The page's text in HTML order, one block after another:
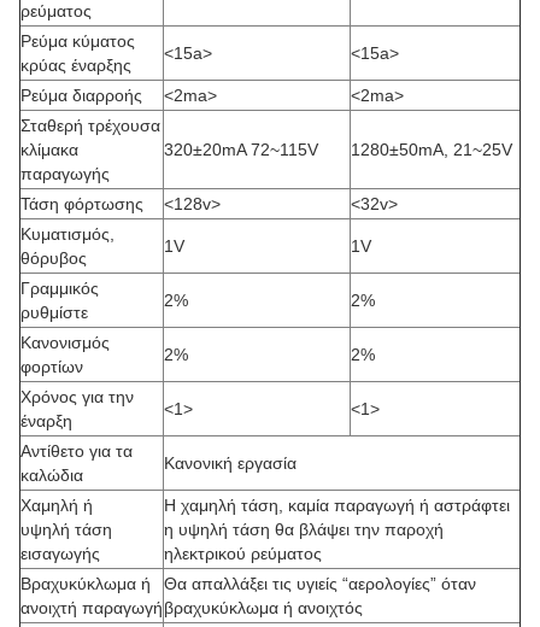
ρεύματος
Ρεύμα κύματος
κρύας έναρξης
<15a> <15a>
Ρεύμα διαρροής <2ma>
<2ma>
Σταθερή τρέχουσα
κλίμακα
παραγωγής
320±20mA 72~115V 1280±50mA, 21~25V
Τάση φόρτωσης <128v>
<32v>
Κυματισμός,
θόρυβος
1V 1V
Γραμμικός
ρυθμίστε
2% 2%
Κανονισμός
φορτίων
2% 2%
Χρόνος για την
έναρξη
<1> <1>
Αντίθετο για τα
καλώδια
Κανονική εργασία
Χαμηλή ή
υψηλή τάση
εισαγωγής
Η χαμηλή τάση, καμία παραγωγή ή αστράφτει
η υψηλή τάση θα βλάψει την παροχή
ηλεκτρικού ρεύματος
Βραχυκύκλωμα ή
ανοιχτή παραγωγή
Θα απαλλάξει τις υγιείς “αερολογίες” όταν
βραχυκύκλωμα ή ανοιχτός